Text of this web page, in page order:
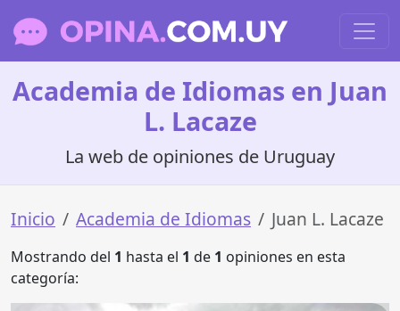
Academia de Idiomas en Juan
L. Lacaze
La web de opiniones de Uruguay
Inicio Academia de Idiomas Juan L. Lacaze
Mostrando del 1 hasta el 1 de 1 opiniones en esta
categoría: